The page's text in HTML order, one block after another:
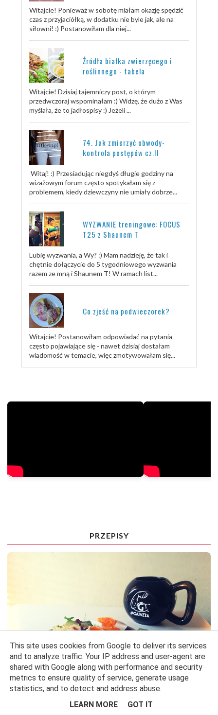
Witajcie! Ponieważ w sobotę miałam okazję spędzić
czas z przyjaciółką, w dodatku nie byle jak, ale na
siłowni! :) Postanowiłam dla niej...
Źródła białka zwierzęcego i
roślinnego - tabela
Witajcie! Dzisiaj tajemniczy post, o którym
przedwczoraj wspominałam :) Widzę, że dużo z Was
myślała, że to jadłospisy :) Jeżeli ...
74. Jak zmierzyć obwody-
kontrola postępów cz.II
Witaj! :) Przesiadując niegdyś długie godziny na
wizażowym forum często spotykałam się z
problemem, kiedy dziewczyny nie umiały dobrze...
WYZWANIE treningowe: FOCUS
T25 z Shaunem T
Lubię wyzwania, a Wy? :) Mam nadzieję, że tak i
chętnie dołączycie do 5 tygodniowego wyzwania
razem ze mną i Shaunem T! W ramach list...
Co zjeść na podwieczorek?
Witajcie! Postanowiłam odpowiadać na pytania
często pojawiające się - nawet dzisiaj dostałam
wiadomość w temacie, więc zmotywowałam się...
PRZEPISY
This site uses cookies from Google to deliver its services
and to analyze traffic. Your IP address and user-agent are
shared with Google along with performance and security
metrics to ensure quality of service, generate usage
statistics, and to detect and address abuse.
LEARN MORE
GOT IT